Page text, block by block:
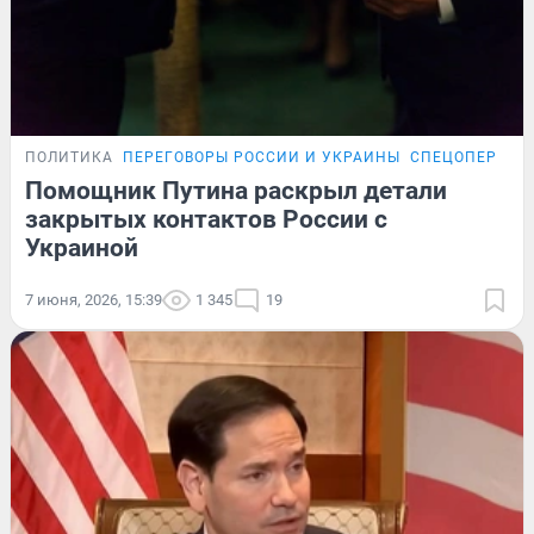
ПОЛИТИКА ПЕРЕГОВОРЫ РОССИИ И УКРАИНЫ
Помощник Путина раскрыл детали
закрытых контактов России с
Украиной
7 июня, 2026, 15:39 1 345 19